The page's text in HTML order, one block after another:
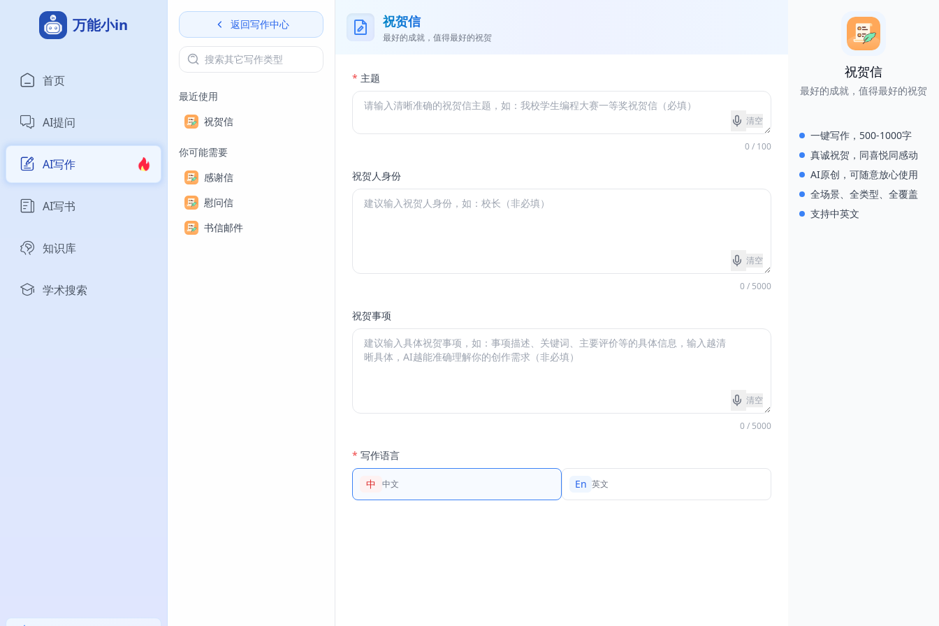
万能小in
首页
AI提问
AI写作
AI写书
知识库
学术搜索
返回写作中心
最近使用
祝贺信
你可能需要
感谢信
慰问信
书信邮件
祝贺信
最好的成就，值得最好的祝贺
* 主题
清空
0 / 100
祝贺人身份
清空
0 / 5000
祝贺事项
清空
0 / 5000
* 写作语言
中 中文 En 英文
祝贺信
最好的成就，值得最好的祝贺
一键写作，500-1000字
真诚祝贺，同喜悦同感动
AI原创，可随意放心使用
全场景、全类型、全覆盖
支持中英文